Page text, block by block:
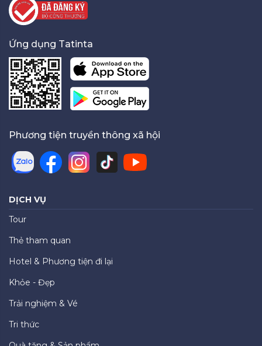
Ứng dụng Tatinta
Phương tiện truyền thông xã hội
DỊCH VỤ
Tour
Thẻ tham quan
Hotel & Phương tiện đi lại
Khỏe - Đẹp
Trải nghiệm & Vé
Tri thức